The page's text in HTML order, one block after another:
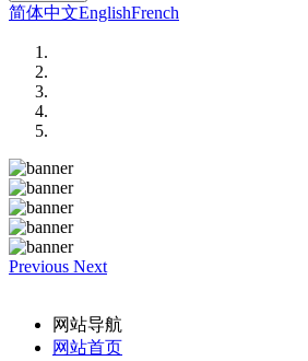
简体中文EnglishFrench
Previous Next
网站导航
网站首页